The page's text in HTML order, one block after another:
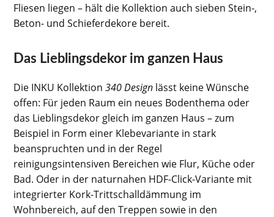
Fliesen liegen – hält die Kollektion auch sieben Stein-,
Beton- und Schieferdekore bereit.
Das Lieblingsdekor im ganzen Haus
Die INKU Kollektion340 Design lässt keine Wünsche
offen: Für jeden Raum ein neues Bodenthema oder
das Lieblingsdekor gleich im ganzen Haus – zum
Beispiel in Form einer Klebevariante in stark
beanspruchten und in der Regel
reinigungsintensiven Bereichen wie Flur, Küche oder
Bad. Oder in der naturnahen HDF-Click-Variante mit
integrierter Kork-Trittschalldämmung im
Wohnbereich, auf den Treppen sowie in den